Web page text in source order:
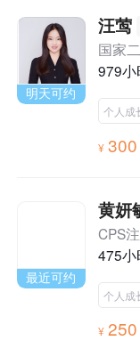
明天可约
汪莺
国家
979小
个人成
¥ 300
最近可约
黄妍
CPS
475小
个人成
¥ 250